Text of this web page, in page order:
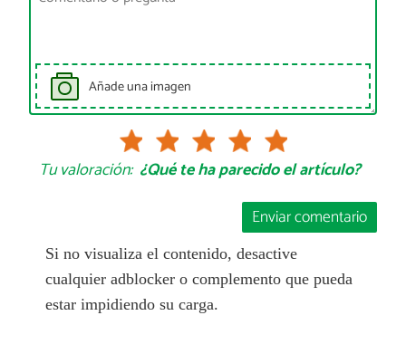
Añade una imagen
Tu valoración: ¿Qué te ha parecido el artículo?
Enviar comentario
Si no visualiza el contenido, desactive
cualquier adblocker o complemento que pueda
estar impidiendo su carga.